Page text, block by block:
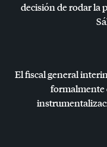
decisión de rodar la
El fiscal general
formalmente